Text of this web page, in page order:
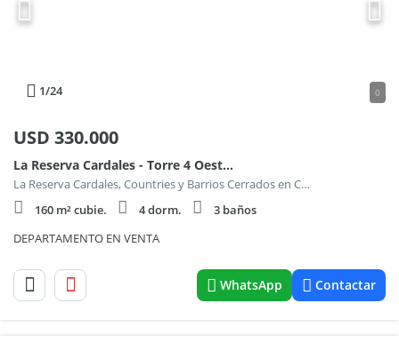
1/24 0
USD 330.000
La Reserva Cardales - Torre 4 Oeste , Piso 2°
La Reserva Cardales, Countries y Barrios Cerrados en Campana
160 m² cubie.
4 dorm.
3 baños
DEPARTAMENTO EN VENTA
WhatsApp Contactar